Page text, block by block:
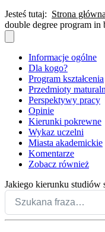
Jesteś tutaj: Strona główna
double degree program in
Informacje ogólne
Dla kogo?
Program kształcenia
Przedmioty
Perspektywy pracy
Opinie
Kierunki pokrewne
Wykaz uczelni
Miasta akademickie
Komentarze
Zobacz również
Jakiego kierunku studiów